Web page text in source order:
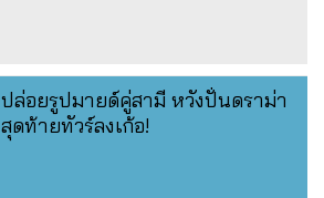
ปล่อยรูปมายด์คู่สามี หวังปั่นดราม่า
สุดท้ายทัวร์ลงเก้อ!